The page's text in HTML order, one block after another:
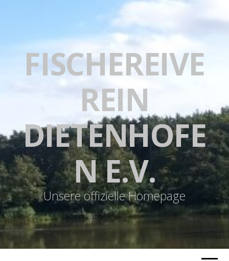
FISCHEREIVE
REIN
DIETENHOFE
N E.V.
Unsere offizielle Homepage